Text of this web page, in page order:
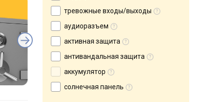
тревожные входы/выходы
аудиоразъем
активная защита
антивандальная защита
аккумулятор
солнечная панель